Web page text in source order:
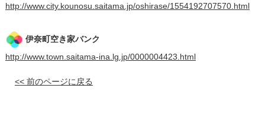
http://www.city.kounosu.saitama.jp/oshirase/1554192707570.html
伊奈町空き家バンク
http://www.town.saitama-ina.lg.jp/0000004423.html
<< 前のページに戻る